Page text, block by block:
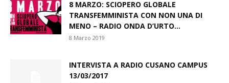
8 MARZO: SCIOPERO GLOBALE
TRANSFEMMINISTA CON NON UNA DI
MENO – RADIO ONDA D’URTO...
8 Marzo 2019
INTERVISTA A RADIO CUSANO CAMPUS
13/03/2017